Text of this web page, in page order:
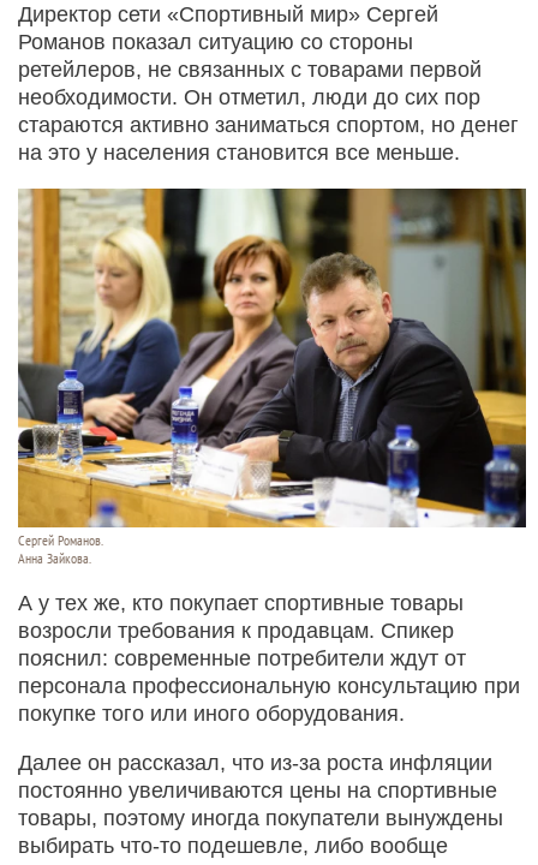
Директор сети «Спортивный мир» Сергей
Романов показал ситуацию со стороны
ретейлеров, не связанных с товарами первой
необходимости. Он отметил, люди до сих пор
стараются активно заниматься спортом, но денег
на это у населения становится все меньше.
Сергей Романов.
Анна Зайкова.
А у тех же, кто покупает спортивные товары
возросли требования к продавцам. Спикер
пояснил: современные потребители ждут от
персонала профессиональную консультацию при
покупке того или иного оборудования.
Далее он рассказал, что из-за роста инфляции
постоянно увеличиваются цены на спортивные
товары, поэтому иногда покупатели вынуждены
выбирать что-то подешевле, либо вообще